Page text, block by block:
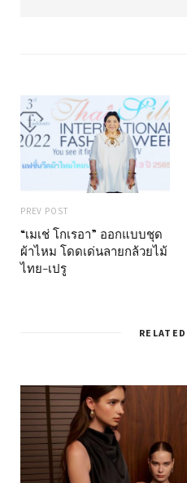
PREV POST
“เมเช่ โกเรอา” ออกแบบชุด
ผ้าไหม โดดเด่นลายกล้วยไม้
ไทย-เปรู